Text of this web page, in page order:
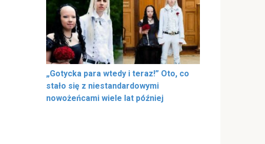
„Gotycka para wtedy i teraz!” Oto, co
stało się z niestandardowymi
nowożeńcami wiele lat później